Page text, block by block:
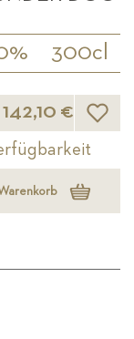
300cl
142,10 €